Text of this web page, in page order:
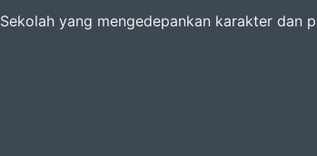
Sekolah yang mengedepankan karakter dan